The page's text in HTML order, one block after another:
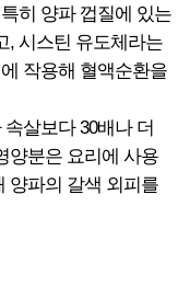
히 양파 껍질에 있는
, 시스틴 유도체라는
작용해 혈액순환을
살보다 30배나 더
양분은 요리에 사용
양파의 갈색 외피를